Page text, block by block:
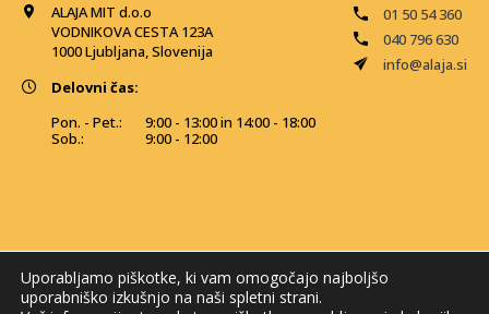
ALAJA MIT d.o.o
VODNIKOVA CESTA 123A
1000 Ljubljana, Slovenija
01 50 54 360
040 796 630
info@alaja.si
Delovni čas:
Pon. - Pet.:
Sob.:
9:00 - 13:00 in 14:00 - 18:00
9:00 - 12:00
Uporabljamo piškotke, ki vam omogočajo najboljšo
uporabniško izkušnjo na naši spletni strani.